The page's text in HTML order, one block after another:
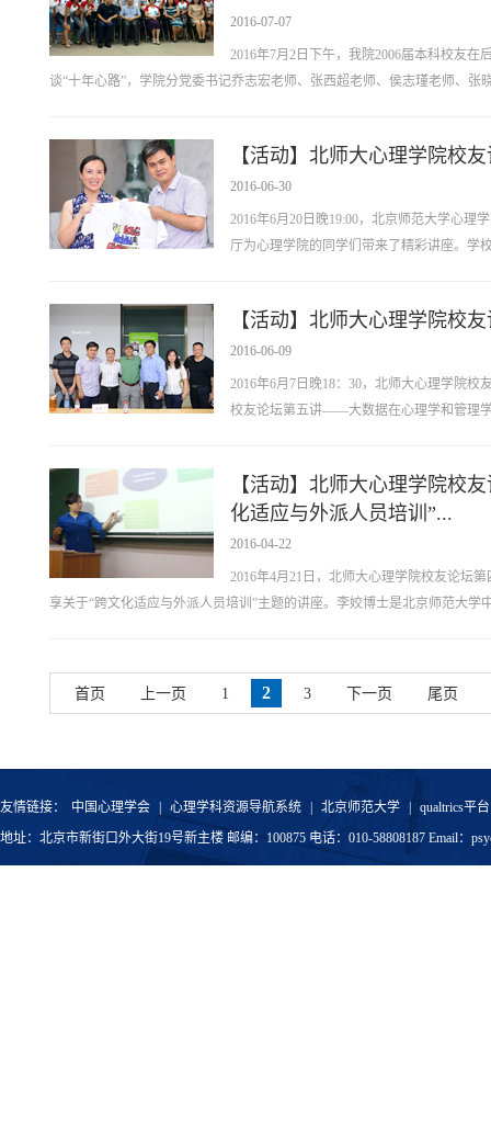
2016-07-07
2016年7月2日下午，我院2006届本科校友在
谈“十年心路”，学院分党委书记乔志宏老师、张西超老师、侯志瑾老师、张
【活动】北师大心理学院校
2016-06-30
2016年6月20日晚19:00，北京师范大学心理
厅为心理学院的同学们带来了精彩讲座。学
【活动】北师大心理学院校
2016-06-09
2016年6月7日晚18：30，北师大心理学院
校友论坛第五讲——大数据在心理学和管理
【活动】北师大心理学院校
化适应与外派人员培训”...
2016-04-22
2016年4月21日，北师大心理学院校友论坛
享关于“跨文化适应与外派人员培训”主题的讲座。李姣博士是北京师范大学
首页 上一页 1 2 3 下一页 尾页
友情链接： 中国心理学会 心理学科资源导航系统 北京师范大学
qualtrics平台
地址：北京市新街口外大街19号新主楼 邮编：100875 电话：010-58808187 Email：